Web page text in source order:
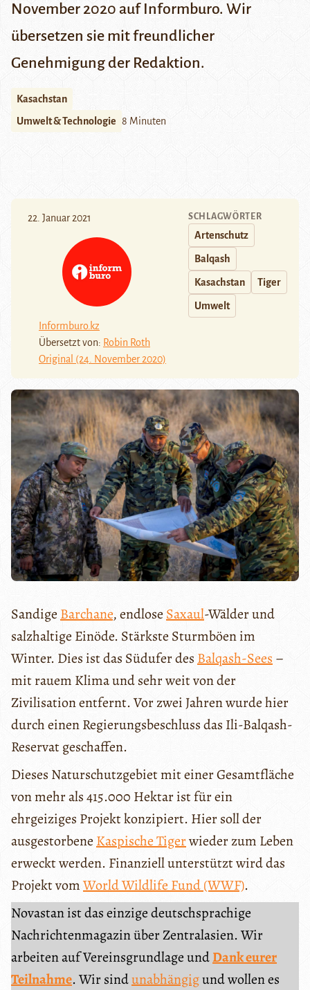
November 2020 auf Informburo. Wir
übersetzen sie mit freundlicher
Genehmigung der Redaktion.
Kasachstan
Umwelt & Technologie 8 Minuten
22. Januar 2021
Informburo.kz
Übersetzt von: Robin Roth
Original (24. November 2020)
SCHLAGWÖRTER
Artenschutz
Balqash
Kasachstan Tiger
Umwelt
SandigeBarchane, endloseSaxaul-Wälder und
salzhaltige Einöde. Stärkste Sturmböen im
Winter. Dies ist das Südufer des Balqash-Sees –
mit rauem Klima und sehr weit von der
Zivilisation entfernt. Vor zwei Jahren wurde hier
durch einen Regierungsbeschluss das Ili-Balqash-
Reservat geschaffen.
Dieses Naturschutzgebiet mit einer Gesamtfläche
von mehr als 415.000 Hektar ist für ein
ehrgeiziges Projekt konzipiert. Hier soll der
ausgestorbeneKaspische Tigerwieder zum Leben
erweckt werden. Finanziell unterstützt wird das
Projekt vomWorld Wildlife Fund (WWF).
Novastan ist das einzige deutschsprachige
Nachrichtenmagazin über Zentralasien. Wir
arbeiten auf Vereinsgrundlage undDank eurer
Teilnahme. Wir sindunabhängigund wollen es